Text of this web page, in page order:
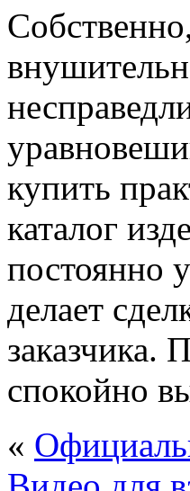
купить
каталог
постоянно
делает
заказчика.
спокойно
«